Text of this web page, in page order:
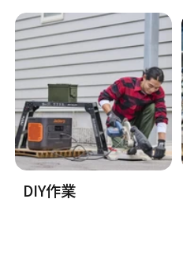
DIY作業